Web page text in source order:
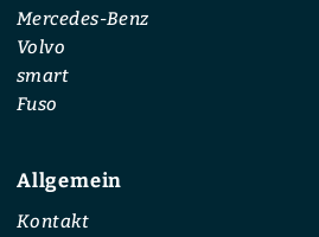
Mercedes-Benz
Volvo
smart
Fuso
Allgemein
Kontakt